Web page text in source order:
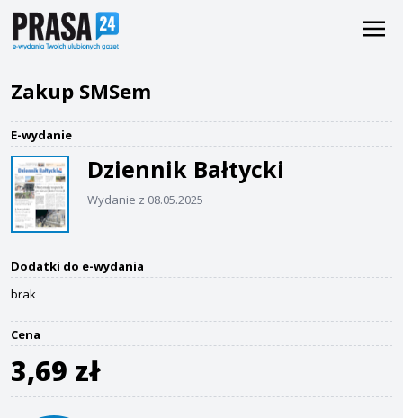
Zakup SMSem
E-wydanie
Dziennik Bałtycki
Wydanie z 08.05.2025
Dodatki do e-wydania
brak
Cena
3,69 zł